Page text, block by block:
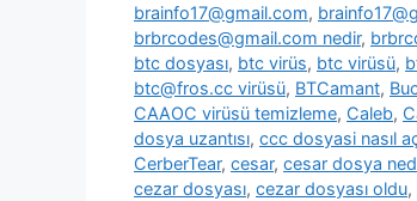
brainfo17@gmail.com,
brbrcodes@gmail.com nedir,
btc dosyası, btc virüs, btc virüsü,
btc@fros.cc virüsü, BTCamant,
CAAOC virüsü temizleme, Caleb,
dosya uzantısı, ccc dosyasi nasıl
CerberTear, cesar, cesar dosya
cezar dosyası, cezar dosyası oldu,